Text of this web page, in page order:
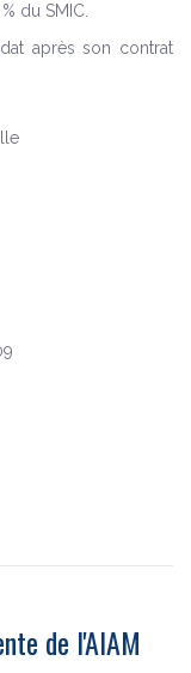
du SMIC.
après son contrat
de l'AIAM